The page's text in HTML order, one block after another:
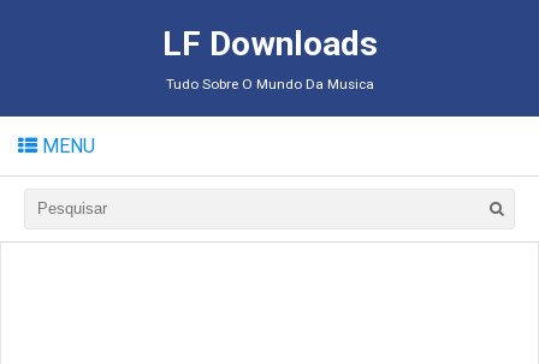
LF Downloads
Tudo Sobre O Mundo Da Musica
MENU